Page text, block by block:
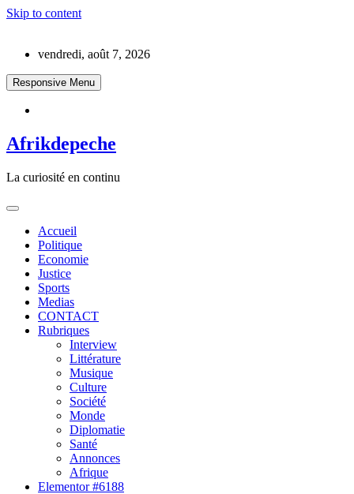
Skip to content
vendredi, août 7, 2026
Responsive Menu
Afrikdepeche
La curiosité en continu
Accueil
Politique
Economie
Justice
Sports
Medias
CONTACT
Rubriques
Interview
Littérature
Musique
Culture
Société
Monde
Diplomatie
Santé
Annonces
Afrique
Elementor #6188